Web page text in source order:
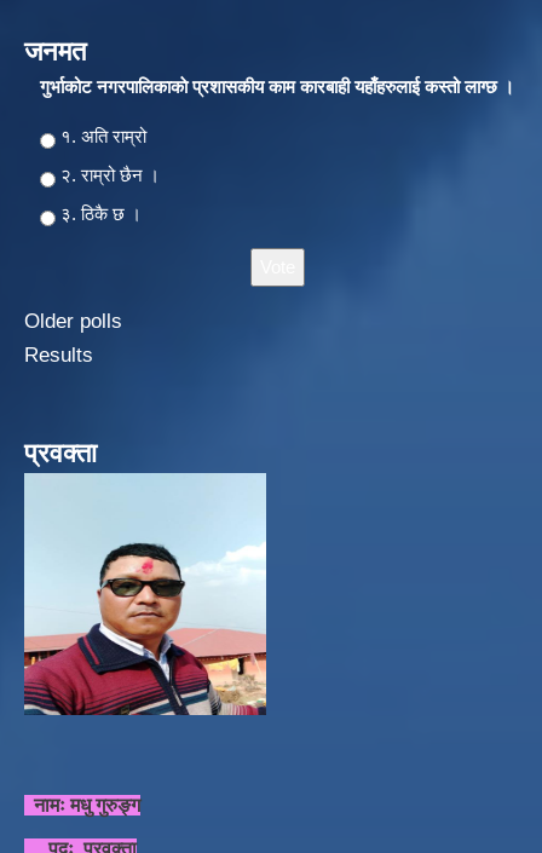
जनमत
गुर्भाकोट नगरपालिकाकाे प्रशासकीय काम कारबाही यहाँहरुलाई कस्तो लाग्छ ।
Choices
१. अति राम्रो
२‍‍. राम्रो छैन ।
३. ठिकै छ ।
Older polls
Results
प्रवक्ता
नामः मधु गुरुङ्ग